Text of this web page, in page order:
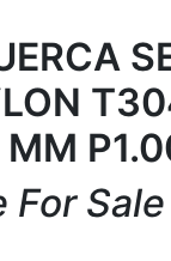
MM
For Sale